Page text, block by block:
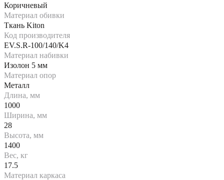
Коричневый
Материал обивки
Ткань Kiton
Код производителя
EV.S.R-100/140/K4
Материал набивки
Изолон 5 мм
Материал опор
Металл
Длина, мм
1000
Ширина, мм
28
Высота, мм
1400
Вес, кг
17.5
Материал каркаса